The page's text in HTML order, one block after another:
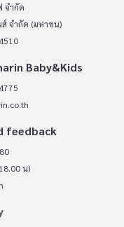
จำกัด
ส์ จำกัด (มหาชน)
Baby&Kids
feedback
น)